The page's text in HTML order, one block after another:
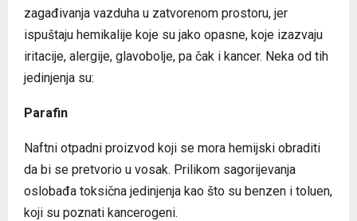
zagađivanja vazduha u zatvorenom prostoru, jer
ispuštaju hemikalije koje su jako opasne, koje izazvaju
iritacije, alergije, glavobolje, pa čak i kancer. Neka od tih
jedinjenja su:
Parafin
Naftni otpadni proizvod koji se mora hemijski obraditi
da bi se pretvorio u vosak. Prilikom sagorijevanja
oslobađa toksična jedinjenja kao što su benzen i toluen,
koji su poznati kancerogeni.